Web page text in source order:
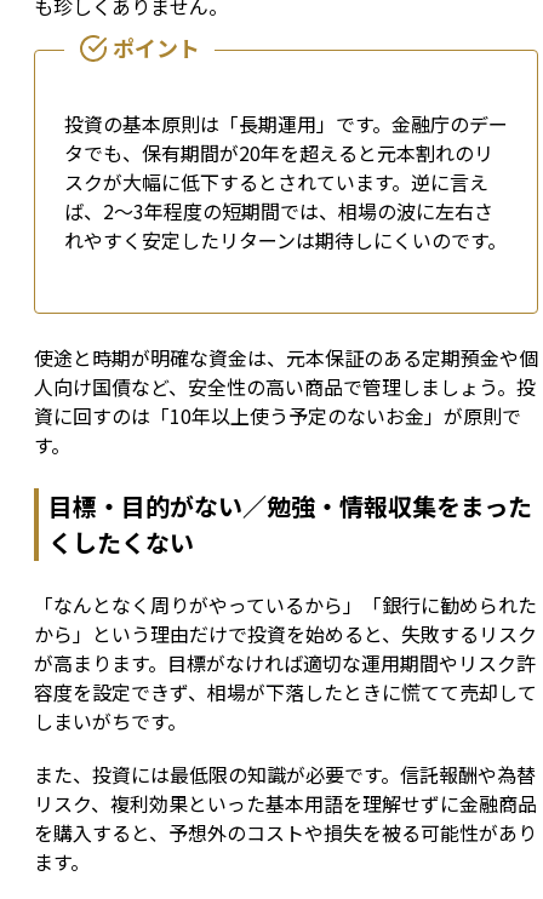
も珍しくありません。
投資の基本原則は「長期運用」です。金融庁のデー
タでも、保有期間が20年を超えると元本割れのリ
スクが大幅に低下するとされています。逆に言え
ば、2〜3年程度の短期間では、相場の波に左右さ
れやすく安定したリターンは期待しにくいのです。
使途と時期が明確な資金は、元本保証のある定期預金や個
人向け国債など、安全性の高い商品で管理しましょう。投
資に回すのは「10年以上使う予定のないお金」が原則で
す。
目標・目的がない／勉強・情報収集をまった
くしたくない
「なんとなく周りがやっているから」「銀行に勧められた
から」という理由だけで投資を始めると、失敗するリスク
が高まります。目標がなければ適切な運用期間やリスク許
容度を設定できず、相場が下落したときに慌てて売却して
しまいがちです。
また、投資には最低限の知識が必要です。信託報酬や為替
リスク、複利効果といった基本用語を理解せずに金融商品
を購入すると、予想外のコストや損失を被る可能性があり
ます。